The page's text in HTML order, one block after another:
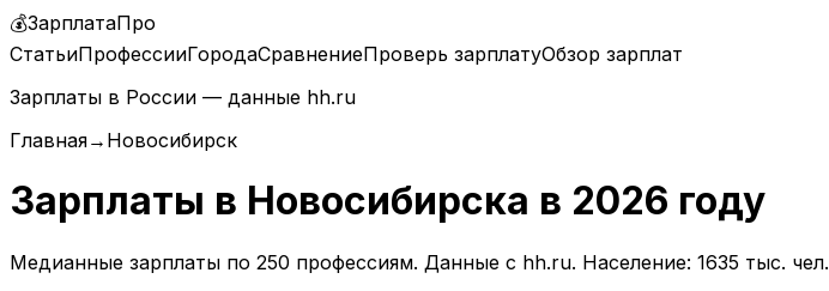
💰ЗарплатаПро
СтатьиПрофессииГородаСравнениеПроверь зарплатуОбзор зарплат
Зарплаты в России — данные hh.ru
Главная→ Новосибирск
Зарплаты в Новосибирска в 2026 году
Медианные зарплаты по 250 профессиям. Данные с hh.ru. Население: 1635 тыс. чел.